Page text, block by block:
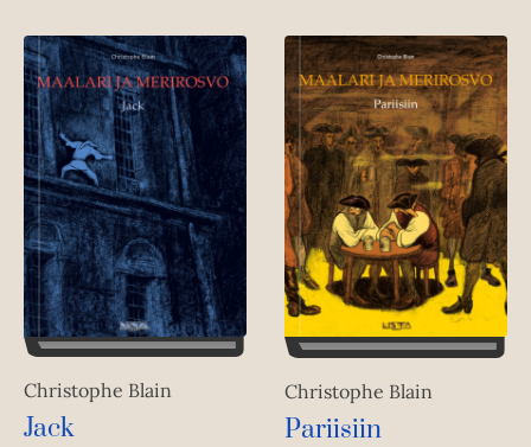
Christophe Blain
Jack
Christophe Blain
Pariisiin